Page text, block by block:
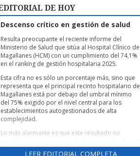
DE HOY
Descenso crítico en gestión de salud
Resulta preocupante el reciente informe del
Ministerio de Salud que sitúa al Hospital Clínico de
Magallanes (HCM) con un cumplimiento del 74,1%
en el ranking de gestión hospitalaria 2025.
Esta cifra no es sólo un porcentaje más, sino que
representa que el principal recinto hospitalario de
Magallanes está por debajo del umbral mínimo
del 75% exigido por el nivel central para los
establecimientos autogestionados de alta
complejidad.
Lo más alarmante es que este resultado no
año este diario había advertido una tendencia
LEER EDITORIAL COMPLETA